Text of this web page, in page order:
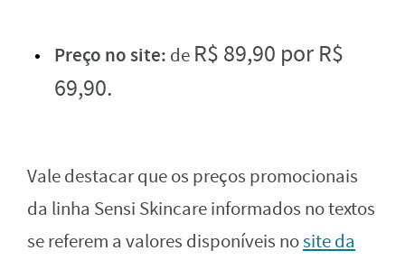
Preço no site: de R$ 89,90 por R$
69,90.
Vale destacar que os preços promocionais
da linha Sensi Skincare informados no textos
se referem a valores disponíveis nosite da